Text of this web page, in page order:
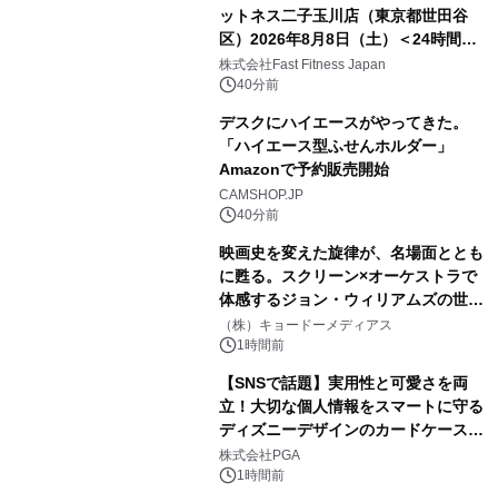
ットネス二子玉川店（東京都世田谷
区）2026年8月8日（土）＜24時間年
中無休のフィットネスジム＞
株式会社Fast Fitness Japan
40分前
デスクにハイエースがやってきた。
「ハイエース型ふせんホルダー」
Amazonで予約販売開始
CAMSHOP.JP
40分前
映画史を変えた旋律が、名場面ととも
に甦る。スクリーン×オーケストラで
体感するジョン・ウィリアムズの世
界。ジョン・ウィリアムズ：シネマ・
スペクタキュラー・コンサート 開催決
（株）キョードーメディアス
1時間前
【SNSで話題】実用性と可愛さを両
立！大切な個人情報をスマートに守る
ディズニーデザインのカードケースを
株式会社PGAが8月7日発売
株式会社PGA
1時間前